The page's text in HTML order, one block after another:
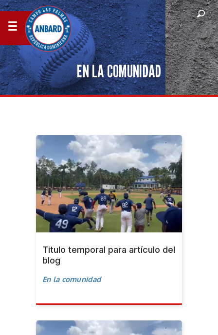
EN LA COMUNIDAD
Titulo temporal para artículo del
blog
En la comunidad